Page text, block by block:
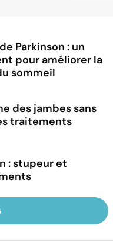
Parkinson : un
pour améliorer la
sommeil
des jambes sans
traitements
: stupeur et